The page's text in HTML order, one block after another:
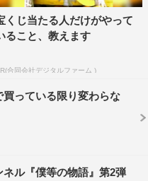
くじ当たる人だけがやって
ること、教えます
合同会社デジタルファーム )
っている限り変わらな
ル『僕等の物語』第2弾